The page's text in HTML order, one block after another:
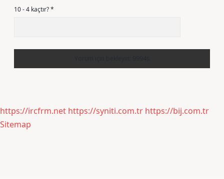
10 - 4 kaçtır?*
https://ircfrm.net https://syniti.com.tr https://bij.com.tr
Sitemap